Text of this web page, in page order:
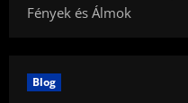
Fények és Álmok
Blog